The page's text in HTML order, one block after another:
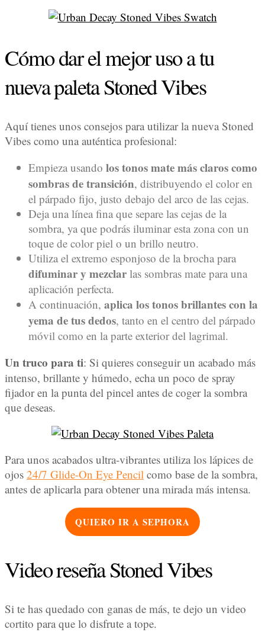
Cómo dar el mejor uso a tu
nueva paleta Stoned Vibes
Aquí tienes unos consejos para utilizar la nueva Stoned
Vibes como una auténtica profesional:
Empieza usando los tonos mate más claros como
sombras de transición, distribuyendo el color en
el párpado fijo, justo debajo del arco de las cejas.
Deja una línea fina que separe las cejas de la
sombra, ya que podrás iluminar esta zona con un
toque de color piel o un brillo neutro.
Utiliza el extremo esponjoso de la brocha para
difuminar y mezclar las sombras mate para una
aplicación perfecta.
A continuación, aplica los tonos brillantes con la
yema de tus dedos, tanto en el centro del párpado
móvil como en la parte exterior del lagrimal.
Un truco para ti: Si quieres conseguir un acabado más
intenso, brillante y húmedo, echa un poco de spray
fijador en la punta del pincel antes de coger la sombra
que deseas.
Para unos acabados ultra-vibrantes utiliza los lápices de
ojos 24/7 Glide-On Eye Pencil como base de la sombra,
antes de aplicarla para obtener una mirada más intensa.
QUIERO IR A SEPHORA
Video reseña Stoned Vibes
Si te has quedado con ganas de más, te dejo un video
cortito para que lo disfrute a tope.